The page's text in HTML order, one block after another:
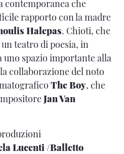
contemporanea che
rapporto con la madre
Halepas. Chioti, che
teatro di poesia, in
uno spazio importante alla
collaborazione del noto
The Boy, che
Jan Van
Lucenti /Balletto